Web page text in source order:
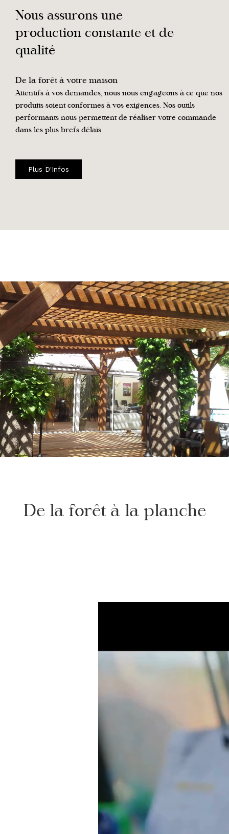
Nous assurons une
production constante et de
qualité
De la forêt à votre maison
Attentifs à vos demandes, nous nous engageons à ce que nos
produits soient conformes à vos exigences. Nos outils
performants nous permettent de réaliser votre commande
dans les plus brefs délais.
Plus D'Infos
De la forêt à la planche